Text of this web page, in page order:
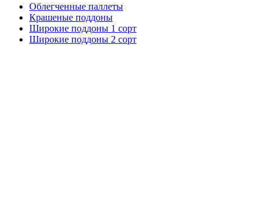
Облегченные паллеты
Крашеные поддоны
Широкие поддоны 1 сорт
Широкие поддоны 2 сорт